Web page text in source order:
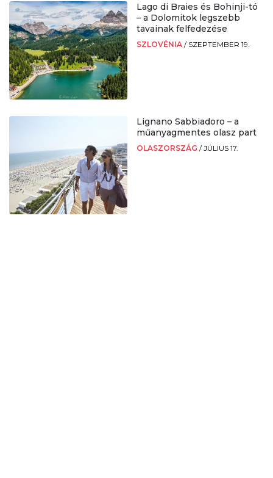
Lago di Braies és Bohinji-tó
– a Dolomitok legszebb
tavainak felfedezése
SZLOVÉNIA / SZEPTEMBER 19.
Lignano Sabbiadoro – a
műanyagmentes olasz part
OLASZORSZÁG /JÚLIUS 17.